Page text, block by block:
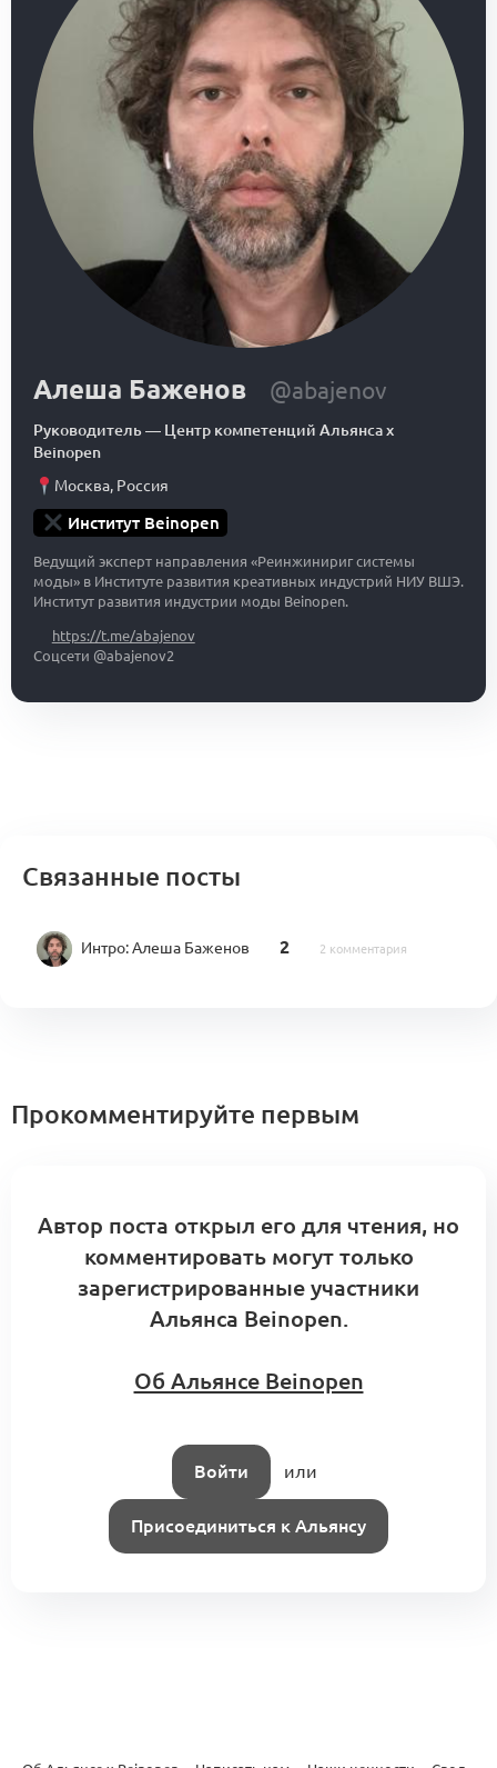
Алеша Баженов @abajenov
Руководитель— Центр компетенций Альянса x
Beinopen
Москва, Россия
Институт Beinopen
Ведущий эксперт направления «Реинжинириг системы
моды» в Институте развития креативных индустрий НИУ ВШЭ.
Институт развития индустрии моды Beinopen.
https://t.me/abajenov
Соцсети @abajenov2
Связанные посты
Интро:Алеша Баженов 2 2 комментария
Прокомментируйте первым
Автор поста открыл его для чтения, но
комментировать могут только
зарегистрированные участники
Альянса Beinopen.
Об Альянсе Beinopen
Войти или
Присоединиться к Альянсу